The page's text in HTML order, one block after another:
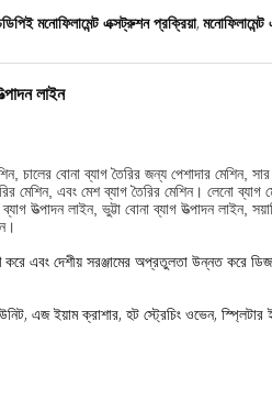
মনোফিলামেন্ট এক্সট্রুশন প্রক্রিয়া,
লাইন
চালের বোনা ব্যাগ তৈরির জন্য পেশাদার মেশিন,
এবং মেশ ব্যাগ তৈরির মেশিন। লেনো ব্যাগ
উত্পাদন লাইন, ভুট্টা বোনা ব্যাগ উত্পাদন লাইন,
করে এবং দেশীয় সরঞ্জামের অপ্রতুলতা উন্নত করে
এজ ইয়াম ক্রাশার, হট স্ট্রেচিং ওভেন, স্প্লিটার